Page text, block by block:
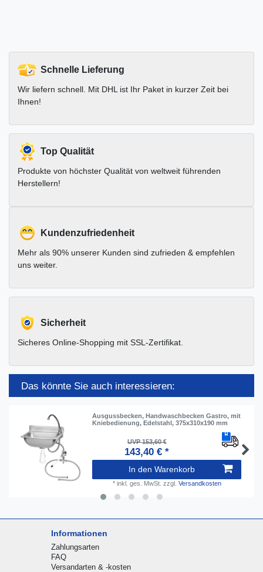
Schnelle Lieferung
Wir liefern schnell. Mit DHL ist Ihr Paket in kurzer Zeit bei
Ihnen!
Top Qualität
Produkte von höchster Qualität von weltweit führenden
Herstellern!
Kundenzufriedenheit
Mehr als 90% unserer Kunden sind zufrieden & empfehlen
uns weiter.
Sicherheit
Sicheres Online-Shopping mit SSL-Zertifikat.
Das könnte Sie auch interessieren:
Ausgussbecken, Handwaschbecken Gastro, mit
Kniebedienung, Edelstahl, 375x310x190 mm
UVP 153,60 €
143,40 € *
In den Warenkorb
* inkl. ges. MwSt. zzgl. Versandkosten
Informationen
Zahlungsarten
FAQ
Versandarten & -kosten